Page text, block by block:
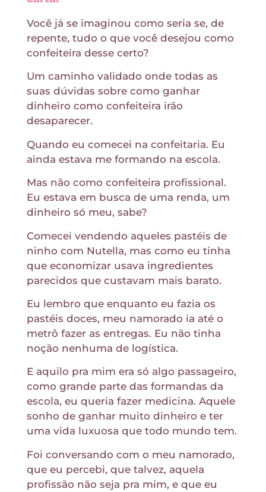
Você já se imaginou como seria se, de
repente, tudo o que você desejou como
confeiteira desse certo?
Um caminho validado onde todas as
suas dúvidas sobre como ganhar
dinheiro como confeiteira irão
desaparecer.
Quando eu comecei na confeitaria. Eu
ainda estava me formando na escola.
Mas não como confeiteira profissional.
Eu estava em busca de uma renda, um
dinheiro só meu, sabe?
Comecei vendendo aqueles pastéis de
ninho com Nutella, mas como eu tinha
que economizar usava ingredientes
parecidos que custavam mais barato.
Eu lembro que enquanto eu fazia os
pastéis doces, meu namorado ia até o
metrô fazer as entregas. Eu não tinha
noção nenhuma de logística.
E aquilo pra mim era só algo passageiro,
como grande parte das formandas da
escola, eu queria fazer medicina. Aquele
sonho de ganhar muito dinheiro e ter
uma vida luxuosa que todo mundo tem.
Foi conversando com o meu namorado,
que eu percebi, que talvez, aquela
profissão não seja pra mim, e que eu